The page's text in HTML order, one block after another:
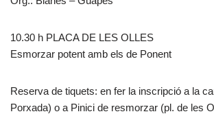
10.30 h PLACA DE LES OLLES
Esmorzar potent amb els de Ponent
Reserva de tiquets: en fer la inscripció a la
Porxada) o a Pinici de resmorzar (pl. de les